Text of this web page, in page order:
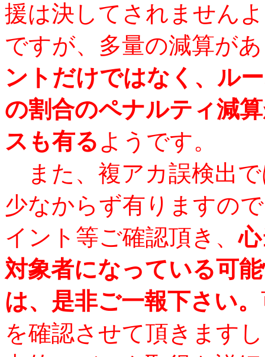
援は決してされません
ですが、多量の減算が
ントだけではなく、ル
の割合のペナルティ減
スも有る ようです。
また、複アカ誤検出
少なからず有りますの
イント等ご確認頂き、
対象者になっている可
は、是非ご一報下さい。
を確認させて頂きます